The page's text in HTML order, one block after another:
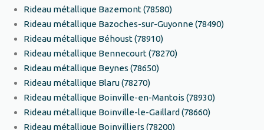
Rideau métallique Bazemont (78580)
Rideau métallique Bazoches-sur-Guyonne (78490)
Rideau métallique Béhoust (78910)
Rideau métallique Bennecourt (78270)
Rideau métallique Beynes (78650)
Rideau métallique Blaru (78270)
Rideau métallique Boinville-en-Mantois (78930)
Rideau métallique Boinville-le-Gaillard (78660)
Rideau métallique Boinvilliers (78200)